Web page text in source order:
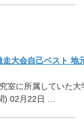
大会自己ベスト
室に所属していた
) 02月22日 …